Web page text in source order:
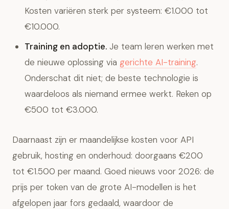
Kosten variëren sterk per systeem: €1.000 tot
€10.000.
Training en adoptie. Je team leren werken met
de nieuwe oplossing via gerichte AI-training.
Onderschat dit niet; de beste technologie is
waardeloos als niemand ermee werkt. Reken op
€500 tot €3.000.
Daarnaast zijn er maandelijkse kosten voor API
gebruik, hosting en onderhoud: doorgaans €200
tot €1.500 per maand. Goed nieuws voor 2026: de
prijs per token van de grote AI-modellen is het
afgelopen jaar fors gedaald, waardoor de